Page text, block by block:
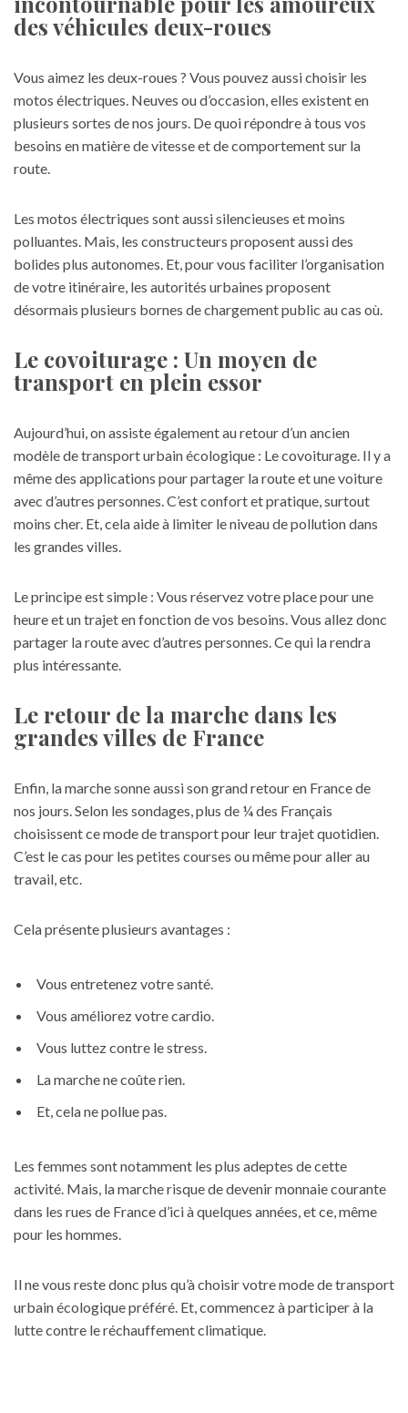
des véhicules deux-roues
Vous aimez les deux-roues ? Vous pouvez aussi choisir les
motos électriques. Neuves ou d’occasion, elles existent en
plusieurs sortes de nos jours. De quoi répondre à tous vos
besoins en matière de vitesse et de comportement sur la
route.
Les motos électriques sont aussi silencieuses et moins
polluantes. Mais, les constructeurs proposent aussi des
bolides plus autonomes. Et, pour vous faciliter l’organisation
de votre itinéraire, les autorités urbaines proposent
désormais plusieurs bornes de chargement public au cas où.
Le covoiturage : Un moyen de
transport en plein essor
Aujourd’hui, on assiste également au retour d’un ancien
modèle de transport urbain écologique : Le covoiturage. Il y a
même des applications pour partager la route et une voiture
avec d’autres personnes. C’est confort et pratique, surtout
moins cher. Et, cela aide à limiter le niveau de pollution dans
les grandes villes.
Le principe est simple : Vous réservez votre place pour une
heure et un trajet en fonction de vos besoins. Vous allez donc
partager la route avec d’autres personnes. Ce qui la rendra
plus intéressante.
Le retour de la marche dans les
grandes villes de France
Enfin, la marche sonne aussi son grand retour en France de
nos jours. Selon les sondages, plus de ¼ des Français
choisissent ce mode de transport pour leur trajet quotidien.
C’est le cas pour les petites courses ou même pour aller au
travail, etc.
Cela présente plusieurs avantages :
Vous entretenez votre santé.
Vous améliorez votre cardio.
Vous luttez contre le stress.
La marche ne coûte rien.
Et, cela ne pollue pas.
Les femmes sont notamment les plus adeptes de cette
activité. Mais, la marche risque de devenir monnaie courante
dans les rues de Franced’ici à quelques années, et ce, même
pour les hommes.
Il ne vous reste donc plus qu’à choisir votre mode de transport
urbain écologique préféré. Et, commencez à participer à la
lutte contre le réchauffement climatique.